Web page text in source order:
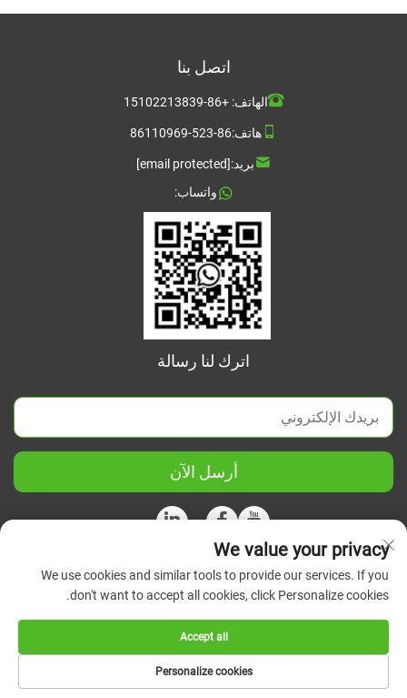
اتصل بنا
الهاتف:+86-15102213839
هاتف:86-523-86110969
بريد:[email protected]
واتساب:
اترك لنا رسالة
أرسل الآن
حقوق الطبع والنشر © 2026 شركة جيانغسو الصينية المتحدة للعلوم
والأجهزة الدقيقة المحدودة. جميع الحقوق محفوظة.
الخصوصية
We value your privacy
We use cookies and similar tools to provide our services. If you
don't want to accept all cookies, click Personalize cookies.
Personalize cookies
Accept all